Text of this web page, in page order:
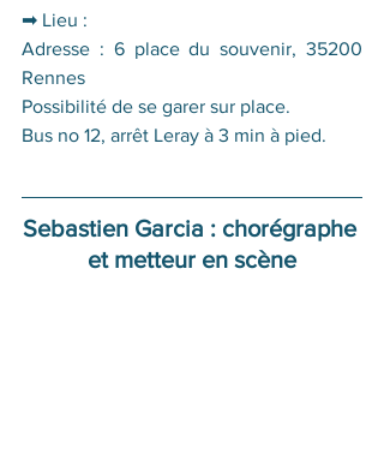
➡ Lieu :
Adresse : 6 place du souvenir, 35200
Rennes
Possibilité de se garer sur place.
Bus no 12, arrêt Leray à 3 min à pied.
Sebastien Garcia : chorégraphe
et metteur en scène